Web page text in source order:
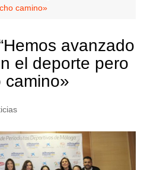
camino»
avanzado
el deporte pero
camino»